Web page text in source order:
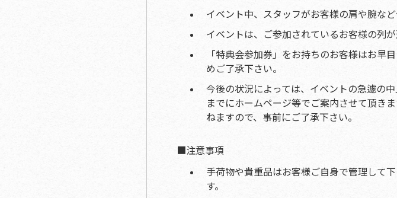
イベント中、スタッフがお客様の肩や腕な
イベントは、ご参加されているお客様の列
「特典会参加券」をお持ちのお客様はお早
めご了承下さい。
今後の状況によっては、イベントの急遽の
までにホームページ等でご案内させて頂き
ねますので、事前にご了承下さい。
■注意事項
手荷物や貴重品はお客様ご自身で管理して
す。